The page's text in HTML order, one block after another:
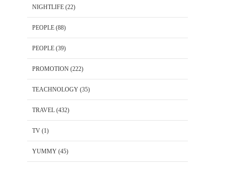
NIGHTLIFE (22)
PEOPLE (88)
PEOPLE (39)
PROMOTION (222)
TEACHNOLOGY (35)
TRAVEL (432)
TV (1)
YUMMY (45)